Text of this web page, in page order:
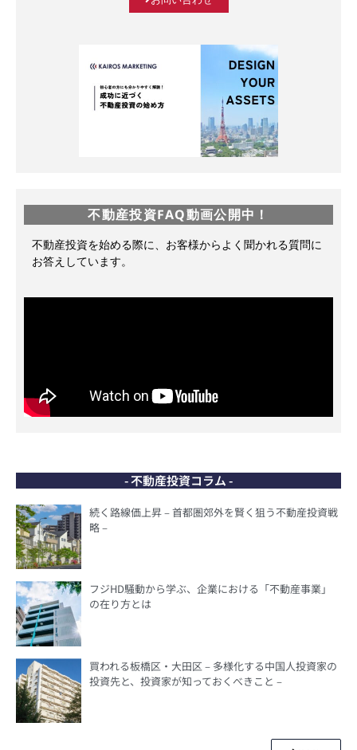
不動産投資FAQ動画公開中！
不動産投資を始める際に、お客様からよく聞かれる質問に
お答えしています。
- 不動産投資コラム -
続く路線価上昇 – 首都圏郊外を賢く狙う不動産投資戦
略 –
フジHD騒動から学ぶ、企業における「不動産事業」
の在り方とは
買われる板橋区・大田区 – 多様化する中国人投資家の
投資先と、投資家が知っておくべきこと –